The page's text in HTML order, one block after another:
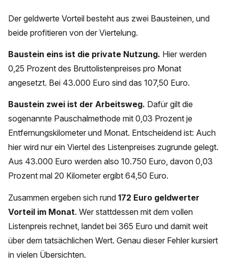
Der geldwerte Vorteil besteht aus zwei Bausteinen, und
beide profitieren von der Viertelung.
Baustein eins ist die private Nutzung. Hier werden
0,25 Prozent des Bruttolistenpreises pro Monat
angesetzt. Bei 43.000 Euro sind das 107,50 Euro.
Baustein zwei ist der Arbeitsweg. Dafür gilt die
sogenannte Pauschalmethode mit 0,03 Prozent je
Entfernungskilometer und Monat. Entscheidend ist: Auch
hier wird nur ein Viertel des Listenpreises zugrunde gelegt.
Aus 43.000 Euro werden also 10.750 Euro, davon 0,03
Prozent mal 20 Kilometer ergibt 64,50 Euro.
Zusammen ergeben sich rund 172 Euro geldwerter
Vorteil im Monat. Wer stattdessen mit dem vollen
Listenpreis rechnet, landet bei 365 Euro und damit weit
über dem tatsächlichen Wert. Genau dieser Fehler kursiert
in vielen Übersichten.